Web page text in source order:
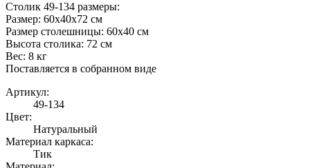
Столик 49-134 размеры:
Размер: 60х40х72 см
Размер столешницы: 60х40 см
Высота столика: 72 см
Вес: 8 кг
Поставляется в собранном виде
Артикул:
49-134
Цвет:
Натуральный
Материал каркаса:
Тик